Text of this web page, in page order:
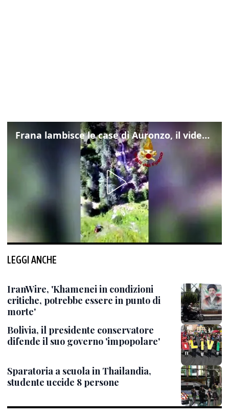
Frana lambisce le case di Auronzo, il video dall'elicottero dei vigili del fuoco
LEGGI ANCHE
IranWire, 'Khamenei in condizioni
critiche, potrebbe essere in punto di
morte'
Bolivia, il presidente conservatore
difende il suo governo 'impopolare'
Sparatoria a scuola in Thailandia,
studente uccide 8 persone